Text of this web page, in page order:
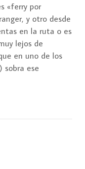
«ferry por
y otro desde
en la ruta o es
lejos de
en uno de los
sobra ese